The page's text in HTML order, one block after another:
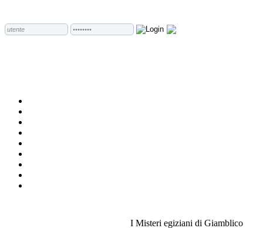
I Misteri egiziani di Giamblico